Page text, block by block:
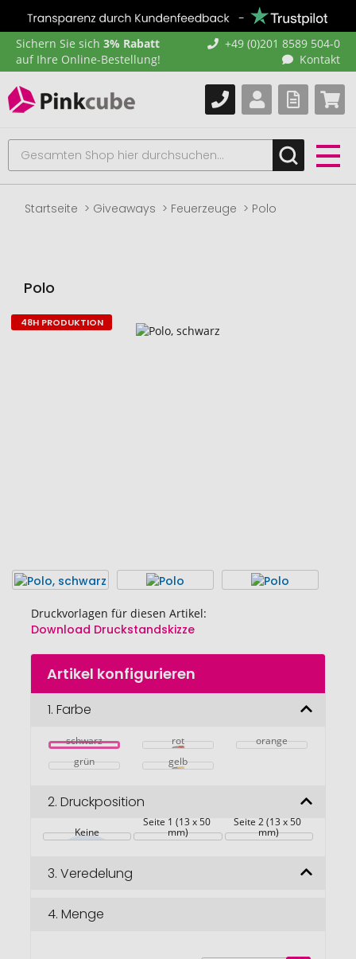
Sichern Sie sich 3% Rabatt
auf Ihre Online-Bestellung!
+49 (0)201 8589 504-0
Kontakt
Startseite Giveaways Feuerzeuge Polo
Polo
Zum
Druckvorlagen für diesen Artikel:
Download Druckstandskizze
Zum
Anfang
Bildgalerie
48H PRODUKTION
Artikel konfigurieren
1. Farbe
schwarz rot
orange
grün
gelb
2. Druckposition
Keine
Seite 1 (13 x 50
mm)
Seite 2 (13 x 50
mm)
3. Veredelung
4. Menge